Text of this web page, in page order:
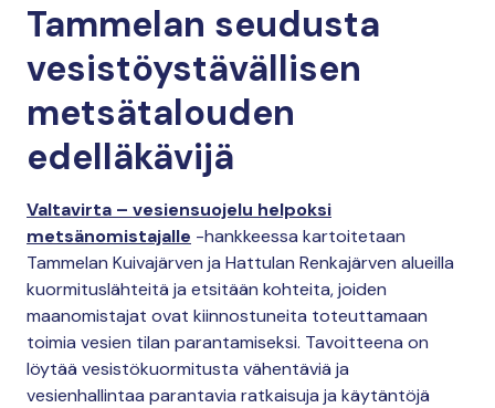
Tammelan seudusta
vesistöystävällisen
metsätalouden
edelläkävijä
Valtavirta – vesiensuojelu helpoksi
metsänomistajalle -hankkeessa kartoitetaan
Tammelan Kuivajärven ja Hattulan Renkajärven alueilla
kuormituslähteitä ja etsitään kohteita, joiden
maanomistajat ovat kiinnostuneita toteuttamaan
toimia vesien tilan parantamiseksi. Tavoitteena on
löytää vesistökuormitusta vähentäviä ja
vesienhallintaa parantavia ratkaisuja ja käytäntöjä